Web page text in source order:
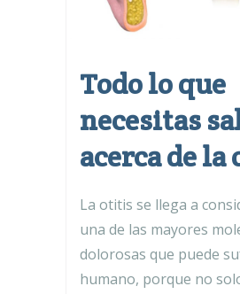
Todo lo que
necesitas
acerca de
La otitis se llega a
una de las mayores
dolorosas que puede
humano, porque no